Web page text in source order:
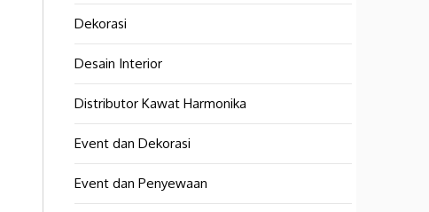
Dekorasi
Desain Interior
Distributor Kawat Harmonika
Event dan Dekorasi
Event dan Penyewaan